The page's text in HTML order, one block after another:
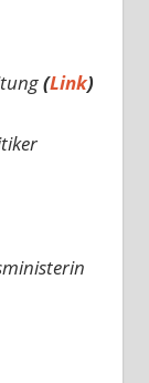
(Link)